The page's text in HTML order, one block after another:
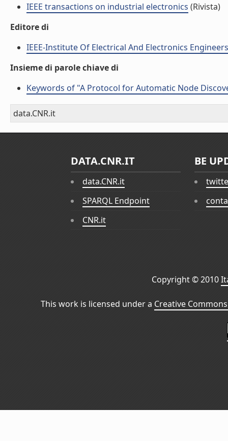
IEEE transactions on industrial electronics (Rivista)
Editore di
IEEE-Institute Of Electrical And Electronics
Insieme di parole chiave di
Keywords of "A Protocol for Automatic Node
data.CNR.it
DATA.CNR.IT
data.CNR.it
SPARQL Endpoint
CNR.it
BE
Copyright © 2010
This work is licensed under a Creative